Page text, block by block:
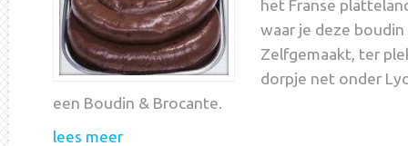
het Franse
waar je deze
Zelfgemaakt, ter
dorpje net onder
een Boudin & Brocante.
lees meer